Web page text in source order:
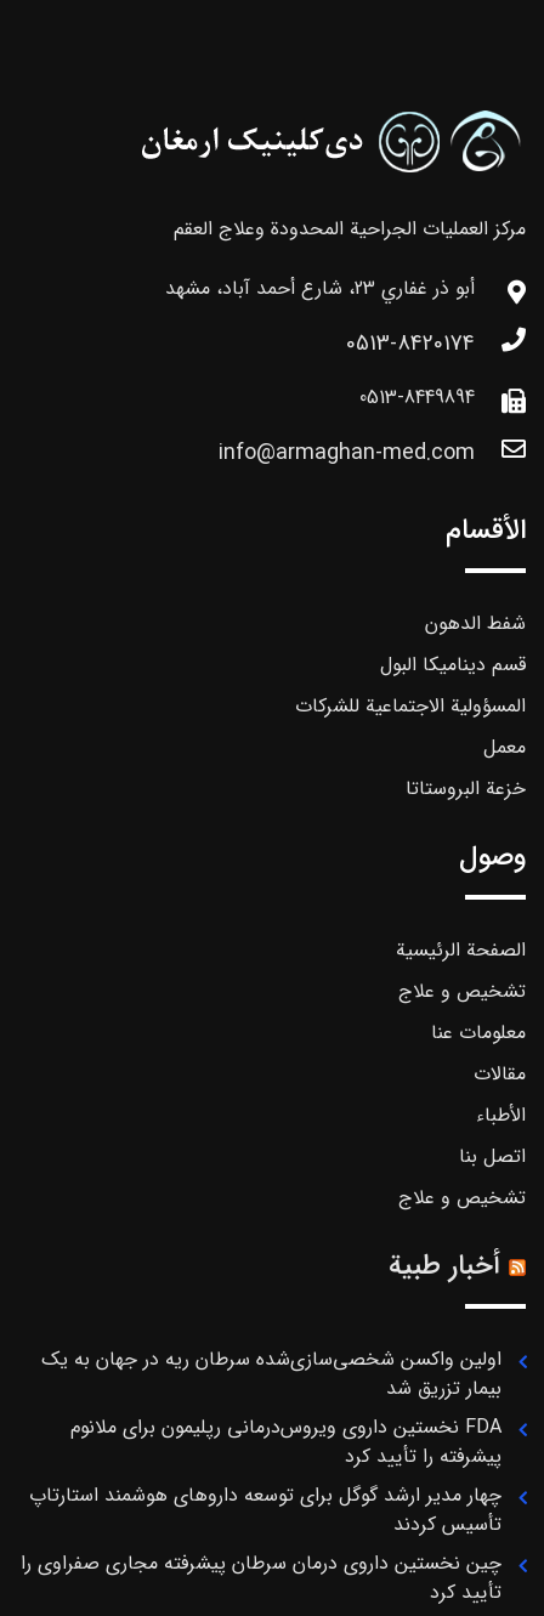
مركز العمليات الجراحية المحدودة وعلاج العقم
أبو ذر غفاري 23، شارع أحمد آباد، مشهد
0513-8420174
0513-8449894
info@armaghan-med.com
الأقسام
شفط الدهون
قسم ديناميكا البول
المسؤولية الاجتماعية للشركات
معمل
خزعة البروستاتا
وصول
الصفحة الرئيسية
تشخیص و علاج
معلومات عنا
مقالات
الأطباء
اتصل بنا
تشخیص و علاج
أخبار طبية
اولین واکسن شخصی‌سازی‌شده سرطان ریه در جهان به یک
بیمار تزریق شد
FDA نخستین داروی ویروس‌درمانی رپلیمون برای ملانوم
پیشرفته را تأیید کرد
چهار مدیر ارشد گوگل برای توسعه داروهای هوشمند استارتاپ
تأسیس کردند
چین نخستین داروی درمان سرطان پیشرفته مجاری صفراوی را
تأیید کرد